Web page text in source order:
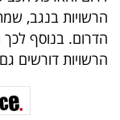
פרסמו
באייס
הרשויות בנגב,
הרשויות דורשים